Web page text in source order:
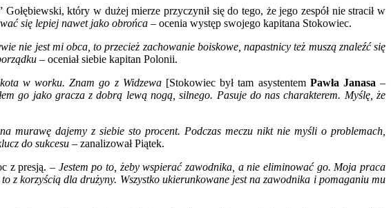
który w dużej mierze przyczynił się do tego, że jego zespół nie stracił w
się lepiej nawet jako obrońca – ocenia występ swojego kapitana Stokowiec.
nie jest mi obca, to przecież zachowanie boiskowe, napastnicy też muszą znaleźć się
– oceniał siebie kapitan Polonii.
w worku. Znam go z Widzewa[Stokowiec był tam asystentem Pawła Janasa –
go jako gracza z dobrą lewą nogą, silnego. Pasuje do nas charakterem. Myślę, że
murawę dajemy z siebie sto procent. Podczas meczu nikt nie myśli o problemach,
do sukcesu – zanalizował Piątek.
z presją. – Jestem po to, żeby wspierać zawodnika, a nie eliminować go. Moja praca
z korzyścią dla drużyny. Wszystko ukierunkowane jest na zawodnika i pomaganiu mu